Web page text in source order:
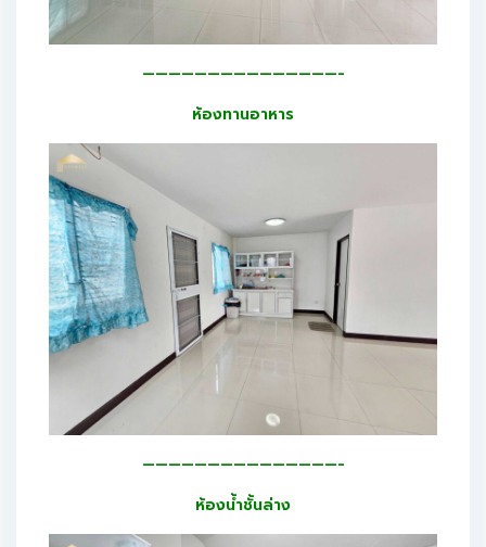
———————————————-
ห้องทานอาหาร
———————————————-
ห้องน้ำชั้นล่าง